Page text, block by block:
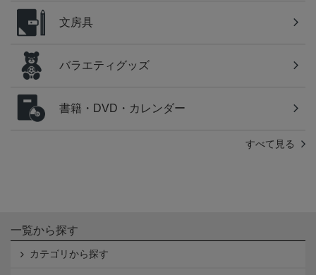
文房具
バラエティグッズ
書籍・DVD・カレンダー
すべて見る
一覧から探す
カテゴリから探す